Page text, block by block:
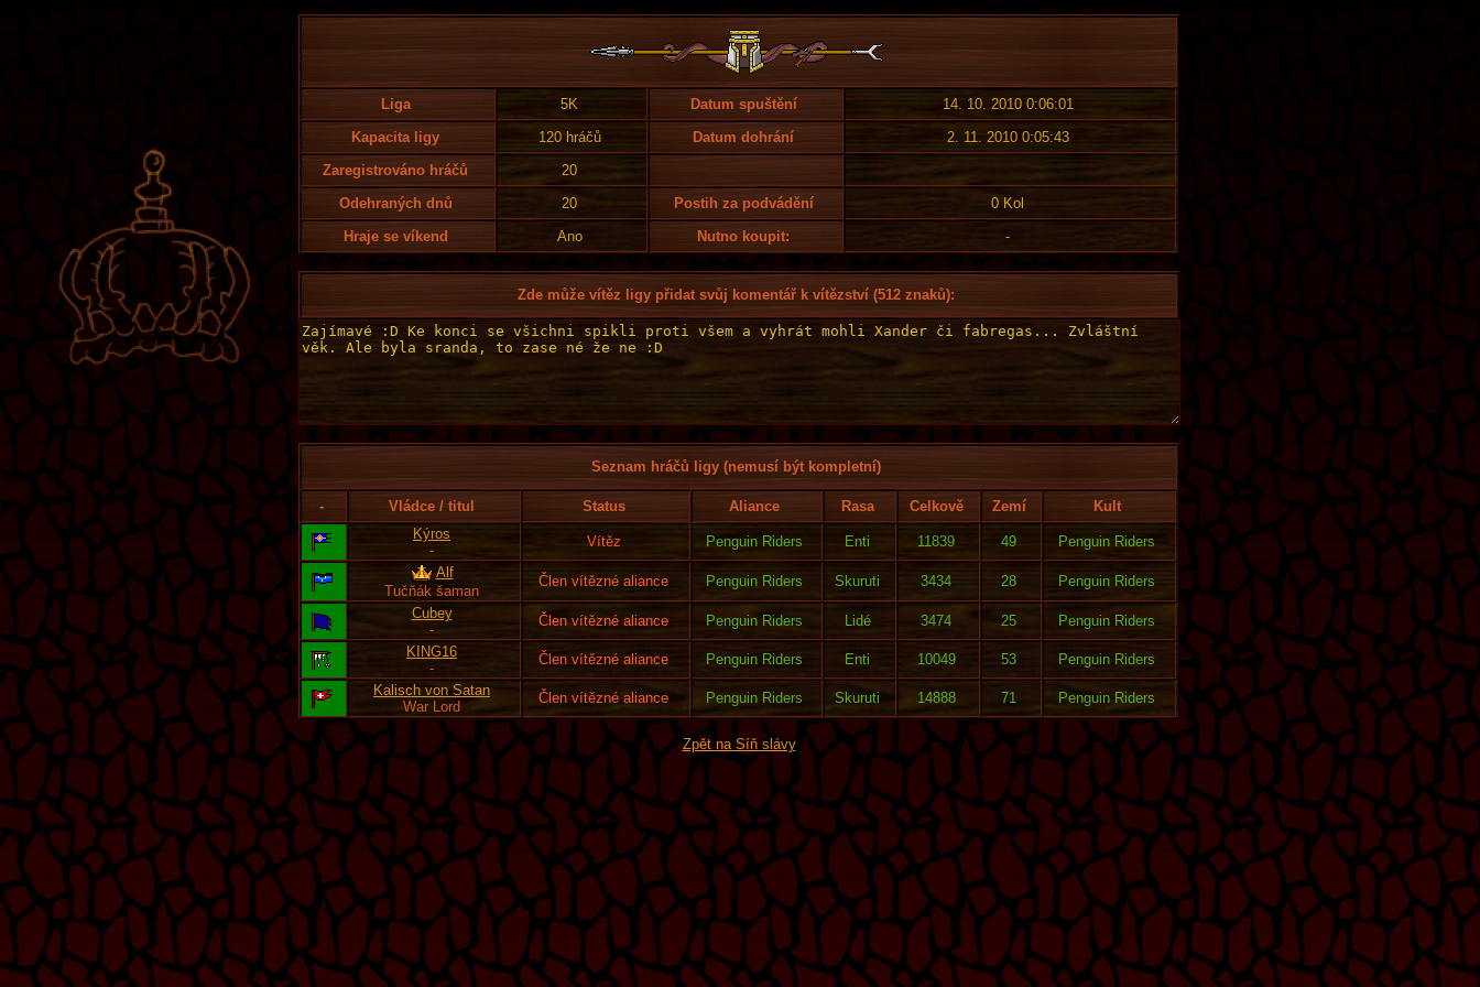
Liga 5K Datum spuštění
14. 10. 2010 0:06:01
Kapacita ligy
120 hráčů Datum dohrání
2. 11. 2010 0:05:43
Zaregistrováno hráčů
20
Odehraných dnů
20 Postih za podvádění
0 Kol
Hraje se víkend
Ano Nutno koupit: -
Zde může vítěz ligy přidat svůj komentář k vítězství (512 znaků):
Seznam hráčů ligy (nemusí být kompletní)
- Vládce / titul Status Aliance Rasa Celkově Zemí
Kult
Kýros
-
Vítěz Penguin Riders Enti 11839 49
Penguin Riders
Alf
Tučňák šaman
Člen vítězné aliance Penguin Riders Skuruti 3434 28
Penguin Riders
Cubey
-
Člen vítězné aliance Penguin Riders Lidé 3474 25
Penguin Riders
KING16
-
Člen vítězné aliance Penguin Riders Enti 10049 53
Penguin Riders
Kalisch von Satan
War Lord
Člen vítězné aliance Penguin Riders Skuruti 14888 71 Penguin Riders
Zpět na Síň slávy